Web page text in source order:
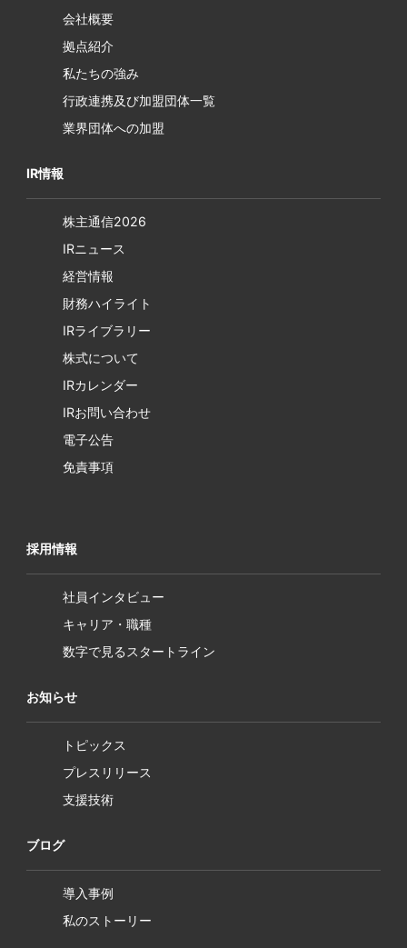
会社概要
拠点紹介
私たちの強み
行政連携及び加盟団体一覧
業界団体への加盟
IR情報
株主通信2026
IRニュース
経営情報
財務ハイライト
IRライブラリー
株式について
IRカレンダー
IRお問い合わせ
電子公告
免責事項
採用情報
社員インタビュー
キャリア・職種
数字で見るスタートライン
お知らせ
トピックス
プレスリリース
支援技術
ブログ
導入事例
私のストーリー